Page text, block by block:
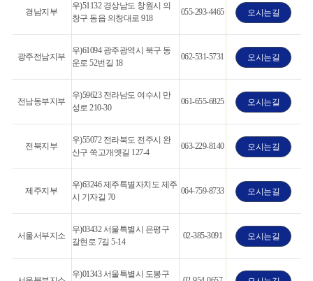
경남지부
우)51132 경상남도 창원시 의
창구 동읍 의창대로 918
055-293-4465 오시는길
광주전남지부
우)61094 광주광역시 북구 동
운로 52번길 18
062-531-5731 오시는길
전남동부지부
우)59623 전라남도 여수시 만
성로 210-30
061-655-6825 오시는길
전북지부
우)55072 전라북도 전주시 완
산구 쑥고개옛길 127-4
063-229-8140 오시는길
제주지부
우)63246 제주특별자치도 제주
시 기자길 70
064-759-8733 오시는길
서울서부지소
우)03432 서울특별시 은평구
갈현로 7길 5-14
02-385-3091 오시는길
우)01343 서울특별시 도봉구